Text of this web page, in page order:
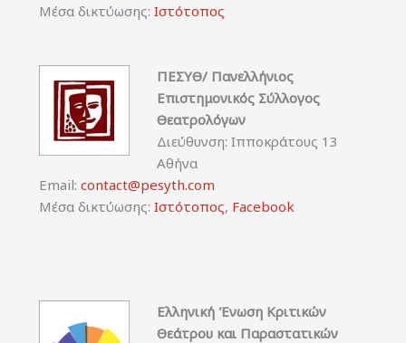
Μέσα δικτύωσης: Ιστότοπος
ΠΕΣΥΘ/ Πανελλήνιος
Επιστημονικός Σύλλογος
Θεατρολόγων
Διεύθυνση: Ιπποκράτους 13
Αθήνα
Email: contact@pesyth.com
Μέσα δικτύωσης: Ιστότοπος, Facebook
Ελληνική Ένωση Κριτικών
Θεάτρου και Παραστατικών